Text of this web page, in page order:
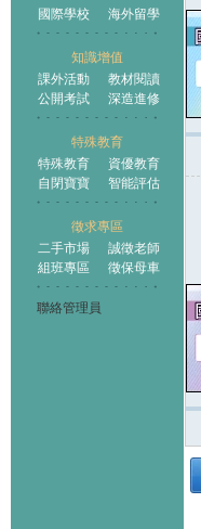
國際學校
海外留學
知識增值
課外活動
教材閱讀
公開考試
深造進修
特殊教育
特殊教育
資優教育
自閉寶寶
智能評估
徵求專區
二手市場
誠徵老師
組班專區
徵保母車
聯絡管理員